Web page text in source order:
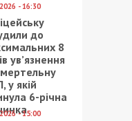
- 16:30
до
8
ув’язнення
у якій
6-річна
- 15:00